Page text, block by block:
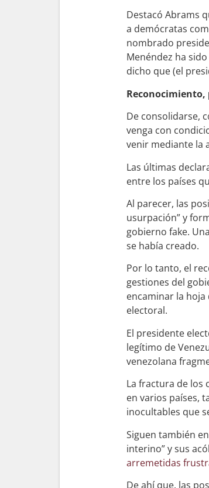
Destacó Abrams
a demócratas
nombrado
Menéndez ha
dicho que (el
Reconocimiento,
De consolidarse,
venga con
venir mediante la
Las últimas
entre los países
Al parecer, las
usurpación” y
gobierno fake.
se había creado.
Por lo tanto, el
gestiones del
encaminar la
electoral.
El presidente
legítimo de
venezolana
La fractura de los
en varios países,
inocultables que
Siguen también
interino” y sus
arremetidas
De ahí que, las